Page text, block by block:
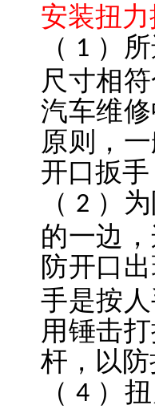
安装扭
（ 1 ）
尺寸相
汽车维
原则，
开口扳
（ 2 ）
的一边
防开口
手是按
用锤击
杆，以
（4 ）